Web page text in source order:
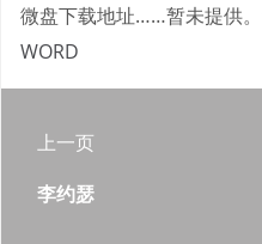
微盘下载地址……暂未提供。
WORD
上一页
李约瑟